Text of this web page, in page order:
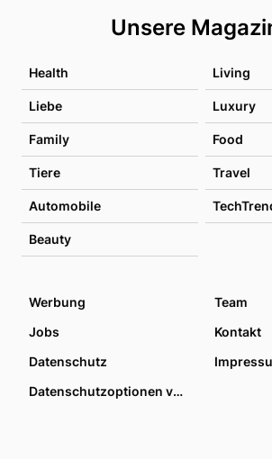
Unsere
Health Living
Liebe Luxury
Family Food
Tiere Travel
Automobile
Beauty
Werbung
Team
Jobs
Kontakt
Datenschutz
Datenschutzoptionen verwalten